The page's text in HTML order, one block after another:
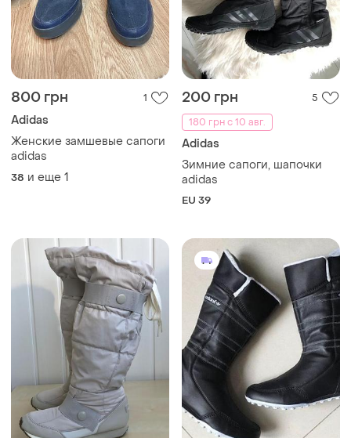
800 грн 1
Adidas
Женские замшевые сапоги
adidas
38 и еще 1
200 грн
5
180 грн с 10 авг.
Adidas
Зимние сапоги, шапочки
adidas
EU 39